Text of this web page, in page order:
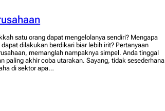
satu orang dapat mengelolanya sendiri? Mengapa
dilakukan berdikari biar lebih irit? Pertanyaan
memanglah nampaknya simpel. Anda tinggal
paling akhir coba utarakan. Sayang, tidak sesederhana
di sektor apa…